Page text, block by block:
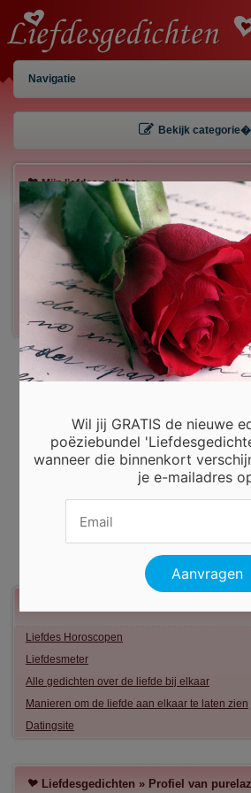
Navigatie
Bekijk
Mijn liefdesgedichten
Gebruiker:
Wachtwoord:
Registreren Gegevens kwijt?
Liefdes Horoscopen
Liefdesmeter
Alle gedichten over de liefde bij elkaar
Manieren om de liefde aan elkaar te laten zien
Datingsite
Liefdesgedichten » Profiel van
Wil jij GRATIS de nieuwe
poëziebundel
wanneer die binnenkort
je e-mailadres